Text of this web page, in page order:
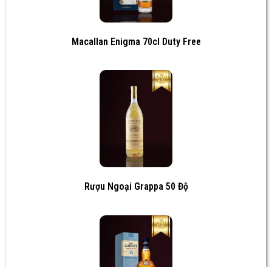
Macallan Enigma 70cl Duty Free
Rượu Ngoại Grappa 50 Độ